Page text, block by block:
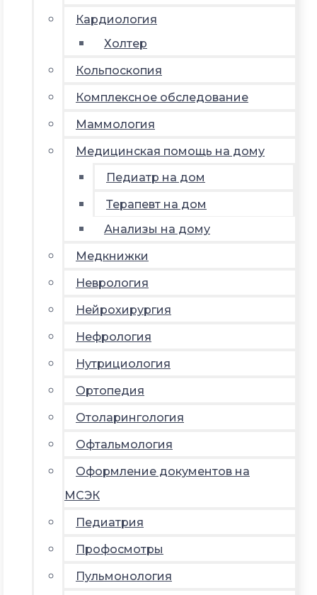
Кардиология
Холтер
Кольпоскопия
Комплексное обследование
Маммология
Медицинская помощь на дому
Педиатр на дом
Терапевт на дом
Анализы на дому
Медкнижки
Неврология
Нейрохирургия
Нефрология
Нутрициология
Ортопедия
Отоларингология
Офтальмология
Оформление документов на
МСЭК
Педиатрия
Профосмотры
Пульмонология